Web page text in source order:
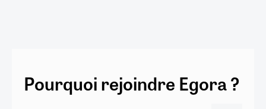
Pourquoi rejoindre Egora ?